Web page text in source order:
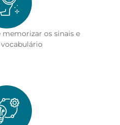
os sinais e